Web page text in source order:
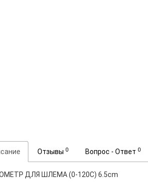
Отзывы 0 Вопрос - Ответ 0
ДЛЯ ШЛЕМА (0-120C) 6.5cm